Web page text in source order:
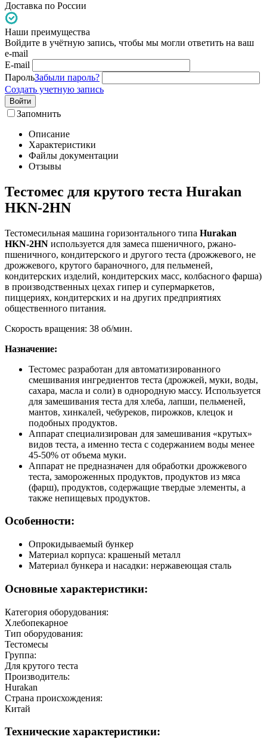
Доставка по России
Наши преимущества
Войдите в учётную запись, чтобы мы могли ответить на ваш
e-mail
E-mail
ПарольЗабыли пароль?
Создать учетную запись
Войти
Запомнить
Описание
Характеристики
Файлы документации
Отзывы
Тестомес для крутого теста Hurakan
HKN-2HN
Тестомесильная машина горизонтального типа Hurakan
HKN-2HN используется для замеса пшеничного, ржано-
пшеничного, кондитерского и другого теста (дрожжевого, не
дрожжевого, крутого бараночного, для пельменей,
кондитерских изделий, кондитерских масс, колбасного фарша)
в производственных цехах гипер и супермаркетов,
пиццериях, кондитерских и на других предприятиях
общественного питания.
Скорость вращения: 38 об/мин.
Назначение:
Тестомес разработан для автоматизированного
смешивания ингредиентов теста (дрожжей, муки, воды,
сахара, масла и соли) в однородную массу. Используется
для замешивания теста для хлеба, лапши, пельменей,
мантов, хинкалей, чебуреков, пирожков, клецок и
подобных продуктов.
Аппарат специализирован для замешивания «крутых»
видов теста, а именно теста с содержанием воды менее
45-50% от объема муки.
Аппарат не предназначен для обработки дрожжевого
теста, замороженных продуктов, продуктов из мяса
(фарш), продуктов, содержащие твердые элементы, а
также непищевых продуктов.
Особенности:
Опрокидываемый бункер
Материал корпуса: крашеный металл
Материал бункера и насадки: нержавеющая сталь
Основные характеристики:
Категория оборудования:
Хлебопекарное
Тип оборудования:
Тестомесы
Группа:
Для крутого теста
Производитель:
Hurakan
Страна происхождения:
Китай
Технические характеристики: